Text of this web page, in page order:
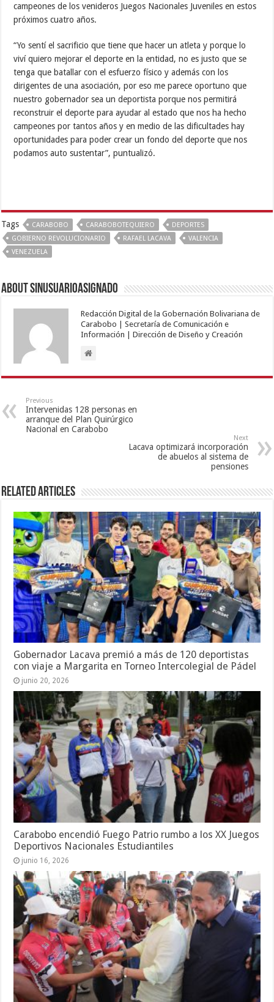
campeones de los venideros Juegos Nacionales Juveniles en estos
próximos cuatro años.
“Yo sentí el sacrificio que tiene que hacer un atleta y porque lo
viví quiero mejorar el deporte en la entidad, no es justo que se
tenga que batallar con el esfuerzo físico y además con los
dirigentes de una asociación, por eso me parece oportuno que
nuestro gobernador sea un deportista porque nos permitirá
reconstruir el deporte para ayudar al estado que nos ha hecho
campeones por tantos años y en medio de las dificultades hay
oportunidades para poder crear un fondo del deporte que nos
podamos auto sustentar”, puntualizó.
Tags CARABOBO CARABOBOTEQUIERO
DEPORTES
GOBIERNO REVOLUCIONARIO
RAFAEL LACAVA
VALENCIA
VENEZUELA
About sinusuarioasignado
Redacción Digital de la Gobernación Bolivariana de
Carabobo | Secretaría de Comunicación e
Información | Dirección de Diseño y Creación
Previous
Intervenidas 128 personas en
arranque del Plan Quirúrgico
Nacional en Carabobo
Next
Lacava optimizará incorporación
de abuelos al sistema de
pensiones
Related Articles
Gobernador Lacava premió a más de 120 deportistas
con viaje a Margarita en Torneo Intercolegial de Pádel
junio 20, 2026
Carabobo encendió Fuego Patrio rumbo a los XX Juegos
Deportivos Nacionales Estudiantiles
junio 16, 2026